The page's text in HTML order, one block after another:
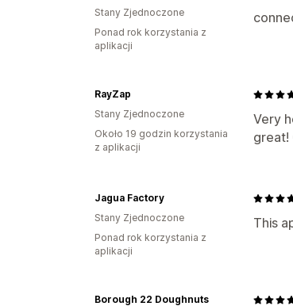
Stany Zjednoczone
Ponad rok korzystania z
aplikacji
Very
great!
RayZap
Stany Zjednoczone
Około 19 godzin korzystania
z aplikacji
This
Jagua Factory
Stany Zjednoczone
Ponad rok korzystania z
aplikacji
Borough 22 Doughnuts